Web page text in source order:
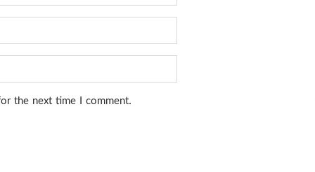
the next time I comment.